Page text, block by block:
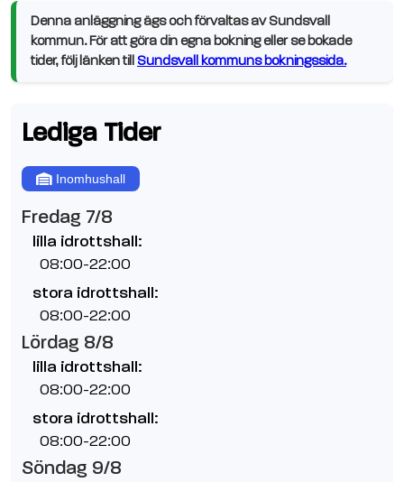
Denna anläggning ägs och förvaltas av Sundsvall
kommun. För att göra din egna bokning eller se bokade
tider, följ länken till Sundsvall kommuns bokningssida.
Lediga Tider
Inomhushall
Fredag 7/8
lilla idrottshall:
08:00-22:00
stora idrottshall:
08:00-22:00
Lördag 8/8
lilla idrottshall:
08:00-22:00
stora idrottshall:
08:00-22:00
Söndag 9/8